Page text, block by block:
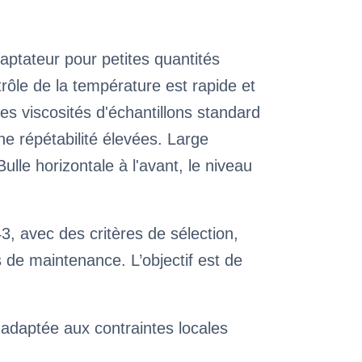
pour petites quantités
de la température est rapide et
viscosités d'échantillons standard
répétabilité élevées. Large
horizontale à l'avant, le niveau
avec des critères de sélection,
maintenance. L’objectif est de
aux contraintes locales